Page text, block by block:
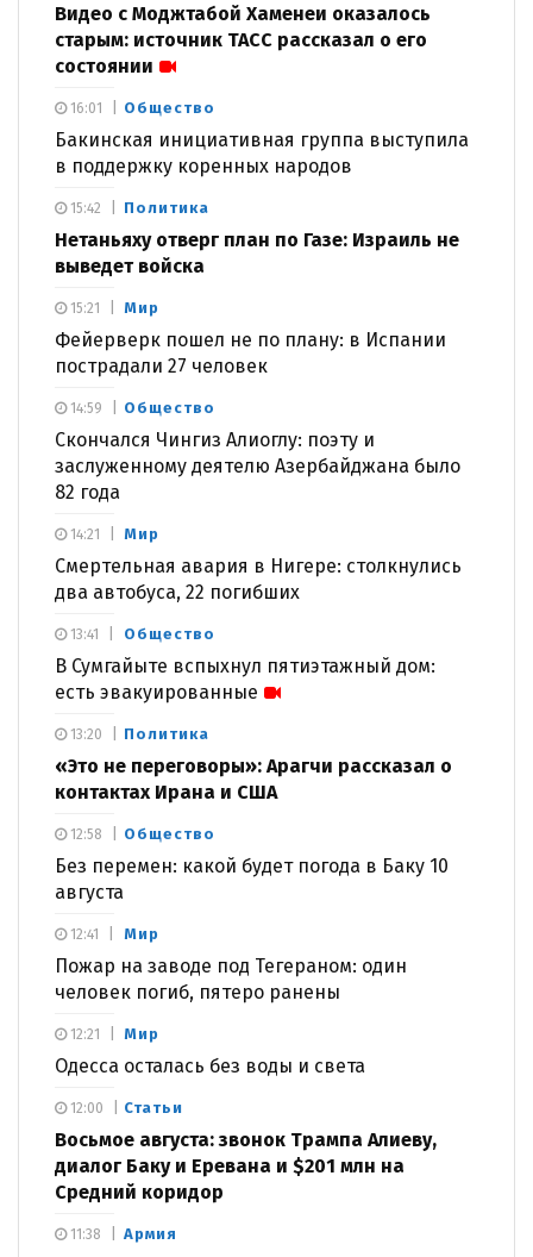
Видео с Моджтабой Хаменеи оказалось
старым: источник ТАСС рассказал о его
состоянии
Общество
Бакинская инициативная группа выступила
в поддержку коренных народов
16:01
Политика
Нетаньяху отверг план по Газе: Израиль не
выведет войска
15:42
Мир
Фейерверк пошел не по плану: в Испании
пострадали 27 человек
15:21
Общество
Скончался Чингиз Алиоглу: поэту и
заслуженному деятелю Азербайджана было
82 года
14:59
Мир
Смертельная авария в Нигере: столкнулись
два автобуса, 22 погибших
14:21
Общество
В Сумгайыте вспыхнул пятиэтажный дом:
есть эвакуированные
13:41
Политика
«Это не переговоры»: Арагчи рассказал о
контактах Ирана и США
13:20
Общество
Без перемен: какой будет погода в Баку 10
августа
12:58
Мир
Пожар на заводе под Тегераном: один
человек погиб, пятеро ранены
12:41
Мир
Одесса осталась без воды и света
12:21
Статьи
Восьмое августа: звонок Трампа Алиеву,
диалог Баку и Еревана и $201 млн на
Средний коридор
12:00
Армия
11:38